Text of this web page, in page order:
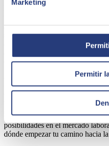
Marketing
Permitir
La formación en SAP Business
Aprenderás a configurar roles,
sensibles. Por ejemplo, podrás
aseguren que únicamente
en las operaciones de la empresa.
Formación en SAP
primer nivel con el
La formación en SAP Business
posibilidades en el mercado
dónde empezar tu camino hacia